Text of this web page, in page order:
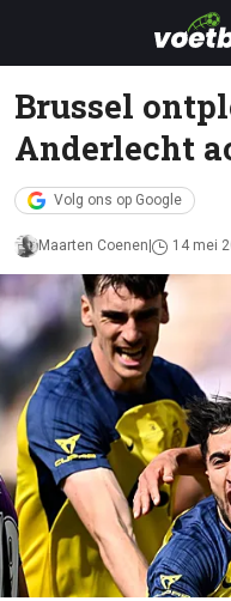
Brussel
Anderlecht
Volg ons op Google
Maarten Coenen 14 mei